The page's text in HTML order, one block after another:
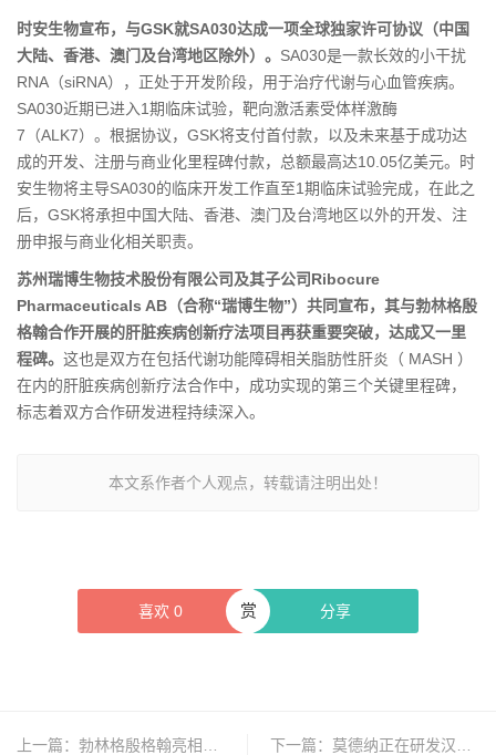
时安生物宣布，与GSK就SA030达成一项全球独家许可协议（中国
大陆、香港、澳门及台湾地区除外）。 SA030是一款长效的小干扰
RNA（siRNA），正处于开发阶段，用于治疗代谢与心血管疾病。
SA030近期已进入1期临床试验，靶向激活素受体样激酶
7（ALK7）。根据协议，GSK将支付首付款，以及未来基于成功达
成的开发、注册与商业化里程碑付款，总额最高达10.05亿美元。时
安生物将主导SA030的临床开发工作直至1期临床试验完成，在此之
后，GSK将承担中国大陆、香港、澳门及台湾地区以外的开发、注
册申报与商业化相关职责。
苏州瑞博生物技术股份有限公司及其子公司Ribocure
Pharmaceuticals AB（合称“瑞博生物”）共同宣布，其与勃林格殷
格翰合作开展的肝脏疾病创新疗法项目再获重要突破，达成又一里
程碑。 这也是双方在包括代谢功能障碍相关脂肪性肝炎（ MASH ）
在内的肝脏疾病创新疗法合作中，成功实现的第三个关键里程碑，
标志着双方合作研发进程持续深入。
本文系作者个人观点，转载请注明出处！
喜欢 0 分享
赏
上一篇： 勃林格殷格翰亮相2026它博会 下一篇： 莫德纳正在研发汉坦病毒疫苗；美敦力将合并两大核心业务；BioNTech宣布关闭多地工厂 | 日报